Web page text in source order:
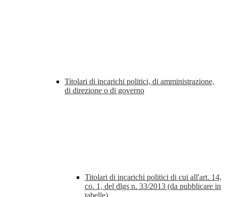
Titolari di incarichi politici, di amministrazione,
di direzione o di governo
Titolari di incarichi politici di cui all'art. 14,
co. 1, del dlgs n. 33/2013 (da pubblicare in